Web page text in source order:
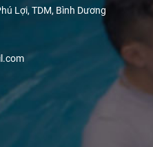
Lợi, TDM, Bình Dương